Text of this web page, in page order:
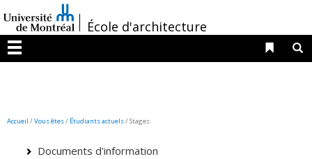
au
contenu
/École d'architecture
Menu
Liens
Accueil /Vous êtes/ Étudiants actuels/ Stages
Documents d'information